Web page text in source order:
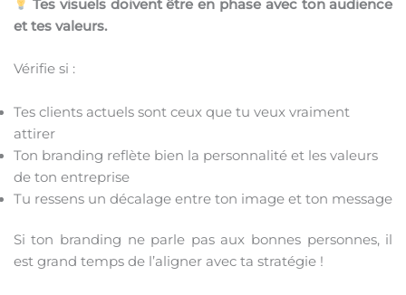
Tes visuels doivent être en phase avec ton audience
et tes valeurs.
Vérifie si :
Tes clients actuels sont ceux que tu veux vraiment
attirer
Ton branding reflète bien la personnalité et les valeurs
de ton entreprise
Tu ressens un décalage entre ton image et ton message
Si ton branding ne parle pas aux bonnes personnes, il
est grand temps de l’aligner avec ta stratégie !